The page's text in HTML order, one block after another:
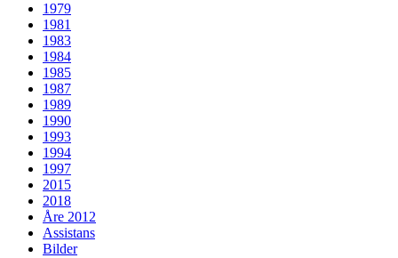
1979
1981
1983
1984
1985
1987
1989
1990
1993
1994
1997
2015
2018
Åre 2012
Assistans
Bilder